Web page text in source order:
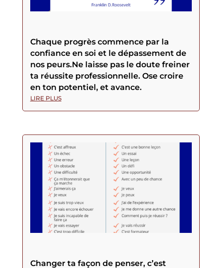
Chaque progrès commence par la
confiance en soi et le dépassement de
nos peurs.Ne laisse pas le doute freiner
ta réussite professionnelle. Ose croire
en ton potentiel, et avance.
LIRE PLUS
Changer ta façon de penser, c’est